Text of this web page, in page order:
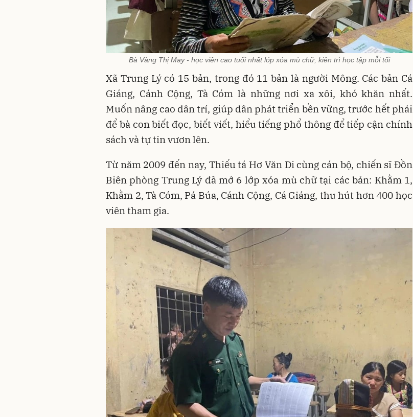
Bà Vàng Thị May - học viên cao tuổi nhất lớp xóa mù chữ, kiên trì học tập mỗi tối
Xã Trung Lý có 15 bản, trong đó 11 bản là người Mông. Các bản Cá
Giáng, Cánh Cộng, Tà Cóm là những nơi xa xôi, khó khăn nhất.
Muốn nâng cao dân trí, giúp dân phát triển bền vững, trước hết phải
để bà con biết đọc, biết viết, hiểu tiếng phổ thông để tiếp cận chính
sách và tự tin vươn lên.
Từ năm 2009 đến nay, Thiếu tá Hơ Văn Di cùng cán bộ, chiến sĩ Đồn
Biên phòng Trung Lý đã mở 6 lớp xóa mù chữ tại các bản: Khằm 1,
Khằm 2, Tà Cóm, Pá Búa, Cánh Cộng, Cá Giáng, thu hút hơn 400 học
viên tham gia.